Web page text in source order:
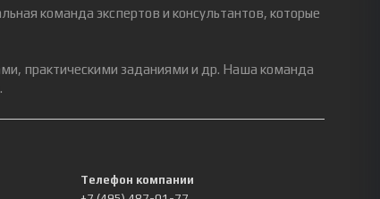
команда экспертов и консультантов, которые
практическими заданиями и др. Наша команда
Телефон компании